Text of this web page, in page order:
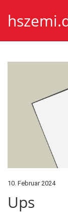
10. Februar 2024
Ups